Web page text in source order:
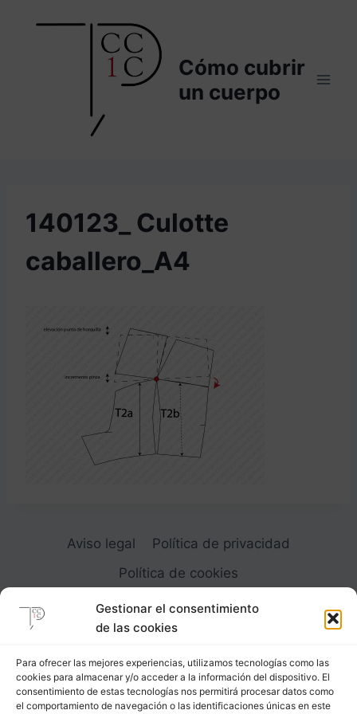
Gestionar el consentimiento
de las cookies
Para ofrecer las mejores experiencias, utilizamos tecnologías como las
cookies para almacenar y/o acceder a la información del dispositivo. El
consentimiento de estas tecnologías nos permitirá procesar datos como
el comportamiento de navegación o las identificaciones únicas en este
Cómo cubrir
un cuerpo
140123_ Culotte
caballero_A4
Aviso legal
Política de privacidad
Política de cookies
Carrer Provença, 183
08036 - Barcelona (Espana)